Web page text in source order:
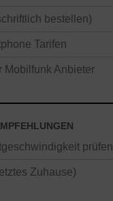
bestellen)
Tarifen
Mobilfunk Anbieter
prüfen
Zuhause)